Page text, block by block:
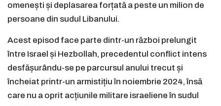
omenești și deplasarea forțată a peste un milion de
persoane din sudul Libanului.
Acest episod face parte dintr-un război prelungit
între Israel și Hezbollah, precedentul conflict intens
desfășurându-se pe parcursul anului trecut și
încheiat printr-un armistițiu în noiembrie 2024, însă
care nu a oprit acțiunile militare israeliene în sudul